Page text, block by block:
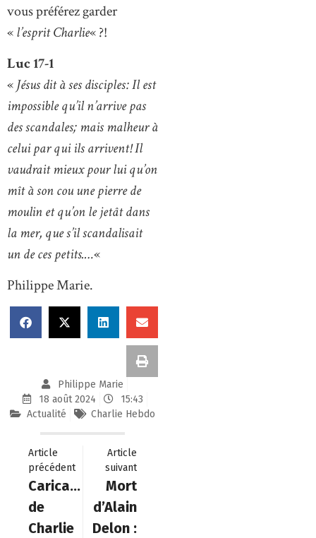
vous préférez garder
«l’esprit Charlie« ?!
Luc 17-1
«Jésus dit à ses disciples: Il est
impossible qu’il n’arrive pas
des scandales; mais malheur à
celui par qui ils arrivent! Il
vaudrait mieux pour lui qu’on
mît à son cou une pierre de
moulin et qu’on le jetât dans
la mer, que s’il scandalisait
un de ces petits.…«
Philippe Marie.
Philippe Marie
18 août 2024
15:43
Actualité
Charlie Hebdo
Article
précédent
Caricature
de
Charlie
Article
suivant
Mort
d’Alain
Delon :